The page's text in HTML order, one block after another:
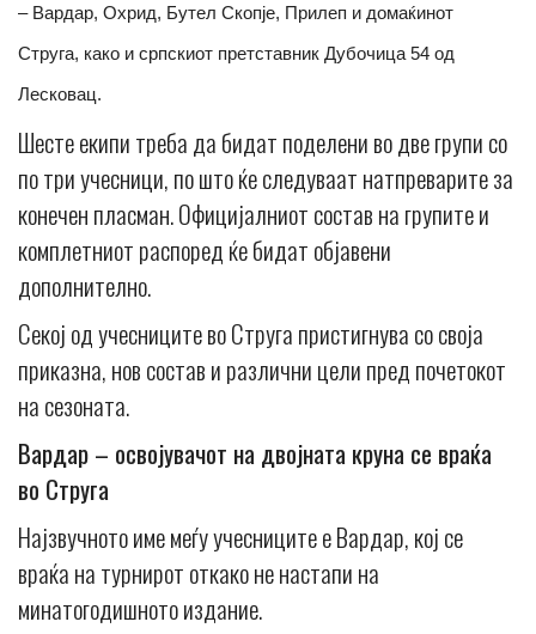
– Вардар, Охрид, Бутел Скопје, Прилеп и домаќинот
Струга, како и српскиот претставник Дубочица 54 од
Лесковац.
Шесте екипи треба да бидат поделени во две групи со
по три учесници, по што ќе следуваат натпреварите за
конечен пласман. Официјалниот состав на групите и
комплетниот распоред ќе бидат објавени
дополнително.
Секој од учесниците во Струга пристигнува со своја
приказна, нов состав и различни цели пред почетокот
на сезоната.
Вардар – освојувачот на двојната круна се враќа
во Струга
Најзвучното име меѓу учесниците е Вардар, кој се
враќа на турнирот откако не настапи на
минатогодишното издание.